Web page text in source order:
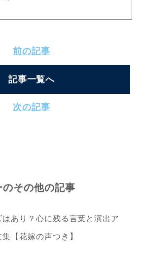
前の記事
記事一覧へ
次の記事
のその他の記事
あり？心に残る言葉と演出ア
【花嫁の声つき】